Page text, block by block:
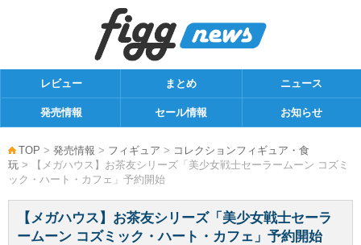
レビュー まとめ ニュース
発売情報 セール情報 お知らせ
TOP > 発売情報 > フィギュア > コレクションフィギュア・食
玩 > 【メガハウス】お茶友シリーズ「美少女戦士セーラームーン コズミ
ック・ハート・カフェ」予約開始
【メガハウス】お茶友シリーズ「美少女戦士セーラ
ームーン コズミック・ハート・カフェ」予約開始